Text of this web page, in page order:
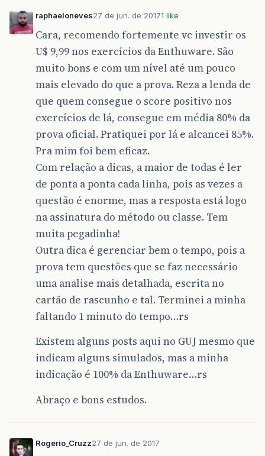
raphaeloneves27 de jun. de 20171 like
Cara, recomendo fortemente vc investir os
U$ 9,99 nos exercícios da Enthuware. São
muito bons e com um nível até um pouco
mais elevado do que a prova. Reza a lenda de
que quem consegue o score positivo nos
exercícios de lá, consegue em média 80% da
prova oficial. Pratiquei por lá e alcancei 85%.
Pra mim foi bem eficaz.
Com relação a dicas, a maior de todas é ler
de ponta a ponta cada linha, pois as vezes a
questão é enorme, mas a resposta está logo
na assinatura do método ou classe. Tem
muita pegadinha!
Outra dica é gerenciar bem o tempo, pois a
prova tem questões que se faz necessário
uma analise mais detalhada, escrita no
cartão de rascunho e tal. Terminei a minha
faltando 1 minuto do tempo…rs
Existem alguns posts aqui no GUJ mesmo que
indicam alguns simulados, mas a minha
indicação é 100% da Enthuware…rs
Abraço e bons estudos.
Rogerio_Cruzz27 de jun. de 2017